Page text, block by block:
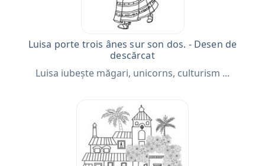
Luisa porte trois ânes sur son dos. - Desen de
descărcat
Luisa iubește măgari, unicorns, culturism ...